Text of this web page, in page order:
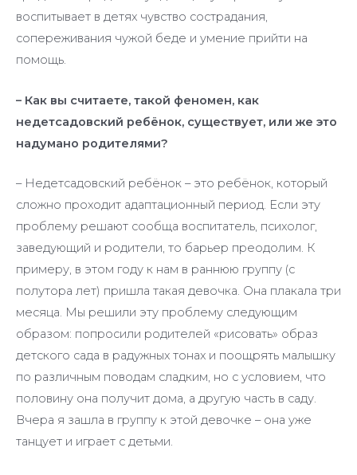
воспитывает в детях чувство сострадания,
сопереживания чужой беде и умение прийти на
помощь.
– Как вы считаете, такой феномен, как
недетсадовский ребёнок, существует, или же это
надумано родителями?
– Недетсадовский ребёнок – это ребёнок, который
сложно проходит адаптационный период. Если эту
проблему решают сообща воспитатель, психолог,
заведующий и родители, то барьер преодолим. К
примеру, в этом году к нам в раннюю группу (с
полутора лет) пришла такая девочка. Она плакала три
месяца. Мы решили эту проблему следующим
образом: попросили родителей «рисовать» образ
детского сада в радужных тонах и поощрять малышку
по различным поводам сладким, но с условием, что
половину она получит дома, а другую часть в саду.
Вчера я зашла в группу к этой девочке – она уже
танцует и играет с детьми.